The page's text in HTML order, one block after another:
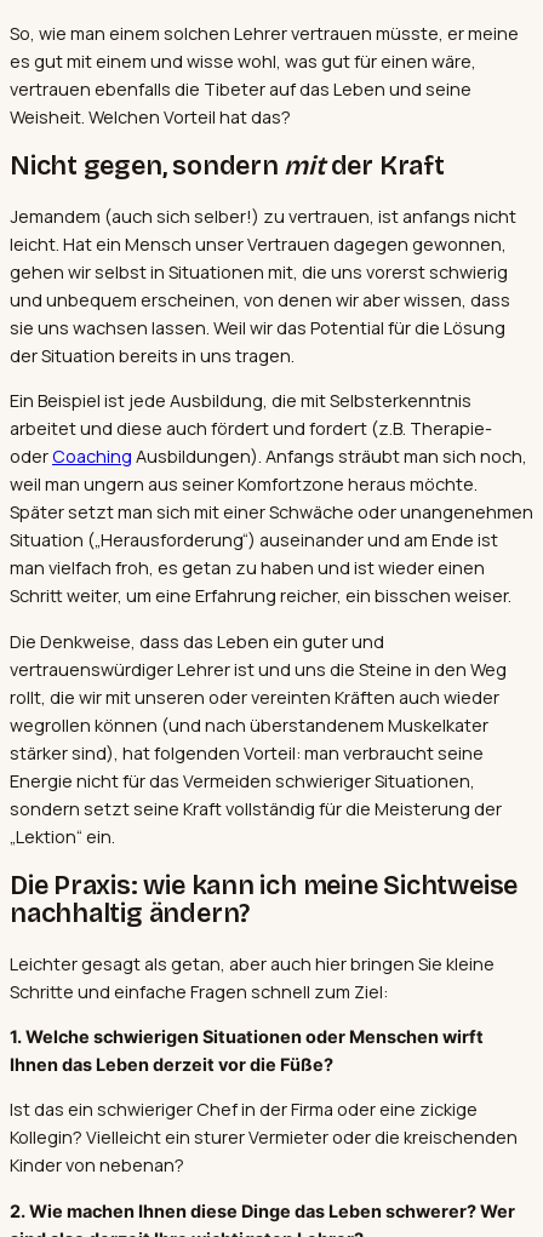
So, wie man einem solchen Lehrer vertrauen müsste, er meine
es gut mit einem und wisse wohl, was gut für einen wäre,
vertrauen ebenfalls die Tibeter auf das Leben und seine
Weisheit. Welchen Vorteil hat das?
Nicht gegen, sondern mitder Kraft
Jemandem (auch sich selber!) zu vertrauen, ist anfangs nicht
leicht. Hat ein Mensch unser Vertrauen dagegen gewonnen,
gehen wir selbst in Situationen mit, die uns vorerst schwierig
und unbequem erscheinen, von denen wir aber wissen, dass
sie uns wachsen lassen. Weil wir das Potential für die Lösung
der Situation bereits in uns tragen.
Ein Beispiel ist jede Ausbildung, die mit Selbsterkenntnis
arbeitet und diese auch fördert und fordert (z.B. Therapie-
oderCoaching Ausbildungen). Anfangs sträubt man sich noch,
weil man ungern aus seiner Komfortzone heraus möchte.
Später setzt man sich mit einer Schwäche oder unangenehmen
Situation („Herausforderung“) auseinander und am Ende ist
man vielfach froh, es getan zu haben und ist wieder einen
Schritt weiter, um eine Erfahrung reicher, ein bisschen weiser.
Die Denkweise, dass das Leben ein guter und
vertrauenswürdiger Lehrer ist und uns die Steine in den Weg
rollt, die wir mit unseren oder vereinten Kräften auch wieder
wegrollen können (und nach überstandenem Muskelkater
stärker sind), hat folgenden Vorteil: man verbraucht seine
Energie nicht für das Vermeiden schwieriger Situationen,
sondern setzt seine Kraft vollständig für die Meisterung der
„Lektion“ ein.
Die Praxis: wie kann ich meine Sichtweise
nachhaltig ändern?
Leichter gesagt als getan, aber auch hier bringen Sie kleine
Schritte und einfache Fragen schnell zum Ziel:
1. Welche schwierigen Situationen oder Menschen wirft
Ihnen das Leben derzeit vor die Füße?
Ist das ein schwieriger Chef in der Firma oder eine zickige
Kollegin? Vielleicht ein sturer Vermieter oder die kreischenden
Kinder von nebenan?
2. Wie machen Ihnen diese Dinge das Leben schwerer? Wer